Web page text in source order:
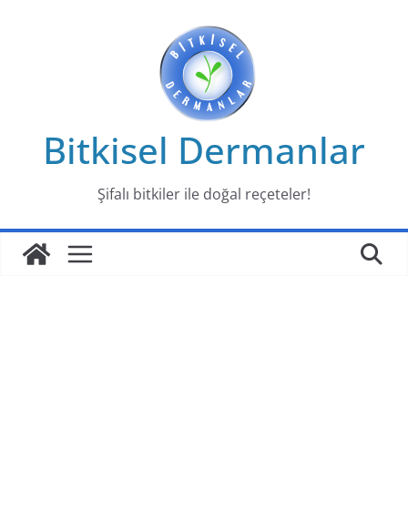
Bitkisel Dermanlar
Şifalı bitkiler ile doğal reçeteler!